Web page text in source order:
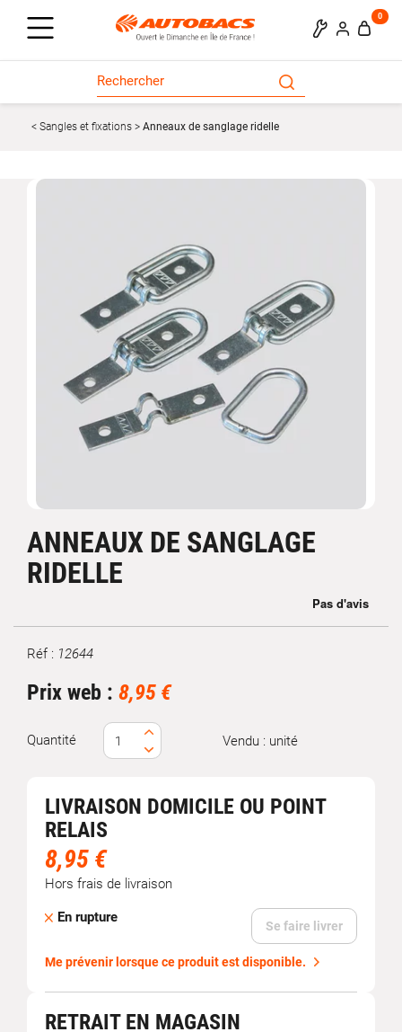
0
Sangles et fixations Anneaux de sanglage ridelle
ANNEAUX DE SANGLAGE
RIDELLE
Marque
Réf : 12644
Prix web : 8,95 €
Quantité Vendu : unité
LIVRAISON DOMICILE OU POINT
RELAIS
8,95 €
Hors frais de livraison
En rupture
Se faire livrer
Me prévenir lorsque ce produit est disponible.
RETRAIT EN MAGASIN